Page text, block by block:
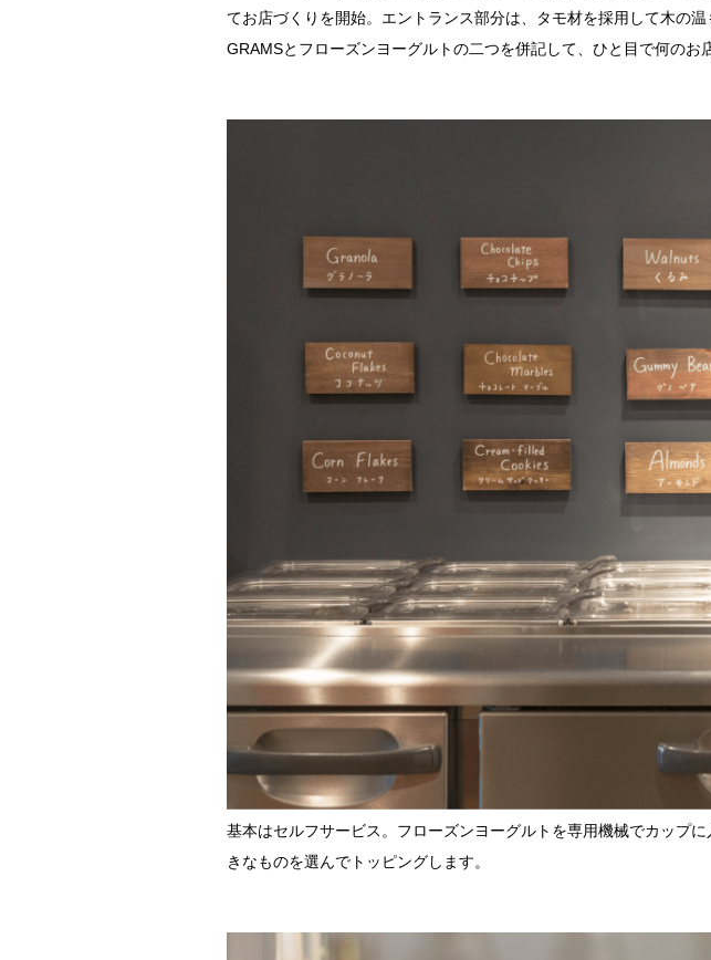
てお店づくりを開始。エントランス部分は、タモ材を採用して木の
GRAMSとフローズンヨーグルトの二つを併記して、ひと目で何のお
基本はセルフサービス。フローズンヨーグルトを専用機械でカップ
きなものを選んでトッピングします。